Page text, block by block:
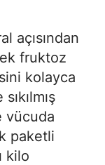
açısından
fruktoz
kolayca
vücuda
paketli
kilo